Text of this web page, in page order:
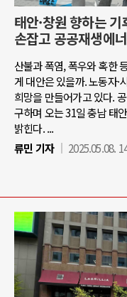
태안·창원 향하는
손잡고 공공재생에
산불과 폭염, 폭우와 혹한
게 대안은 있을까. 노동자·
희망을 만들어가고 있다.
구하며 오는 31일 충남 태
밝힌다. ...
류민 기자
2025.05.08.